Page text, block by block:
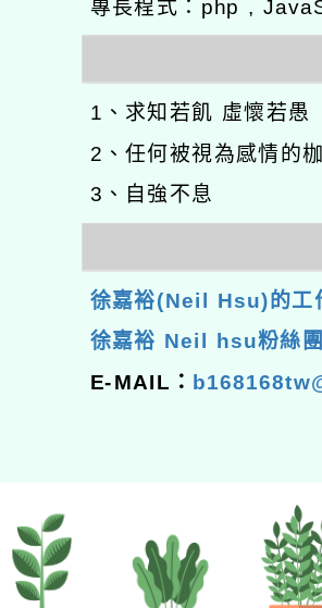
專長程式：php ,
1、求知若飢 虛懷若愚
2、任何被視為感情的
3、自強不息
徐嘉裕(Neil Hsu)的工
徐嘉裕 Neil hsu粉絲團
E-MAIL：